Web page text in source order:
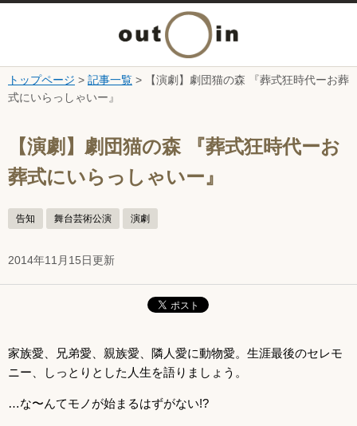
本文へ
ニ
ュ
ー
を
開
く
トップページ > 記事一覧 > 【演劇】劇団猫の森 『葬式狂時代ーお葬
式にいらっしゃいー』
【演劇】劇団猫の森 『葬式狂時代ーお
葬式にいらっしゃいー』
告知 舞台芸術公演 演劇
2014年11月15日更新
家族愛、兄弟愛、親族愛、隣人愛に動物愛。生涯最後のセレモ
ニー、しっとりとした人生を語りましょう。
…な〜んてモノが始まるはずがない!?